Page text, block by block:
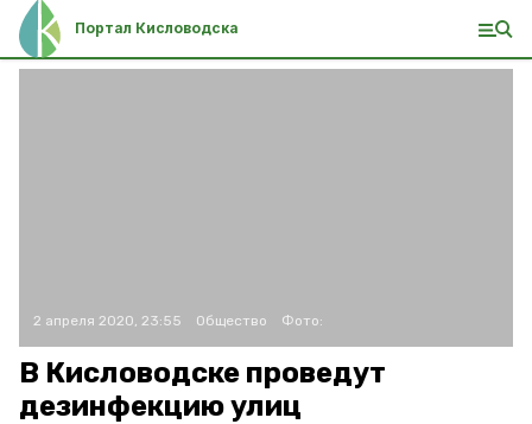
Портал Кисловодска
2 апреля 2020, 23:55 Общество Фото:
В Кисловодске проведут
дезинфекцию улиц